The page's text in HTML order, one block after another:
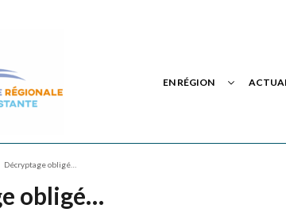
EN RÉGION
Décryptage obligé…
obligé…